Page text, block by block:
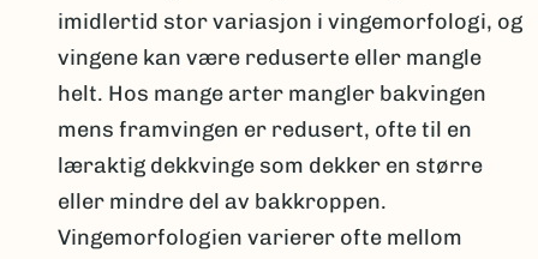
imidlertid stor variasjon i vingemorfologi, og
vingene kan være reduserte eller mangle
helt. Hos mange arter mangler bakvingen
mens framvingen er redusert, ofte til en
læraktig dekkvinge som dekker en større
eller mindre del av bakkroppen.
Vingemorfologien varierer ofte mellom